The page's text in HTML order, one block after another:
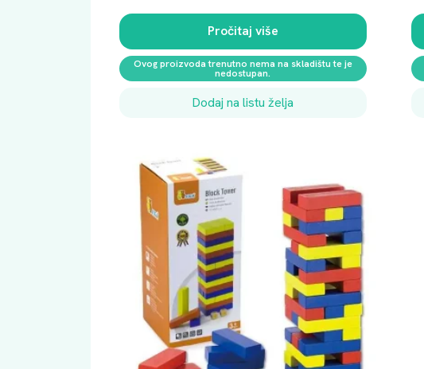
Pročitaj više
Ovog proizvoda trenutno nema na skladištu te je
nedostupan.
Dodaj na listu želja